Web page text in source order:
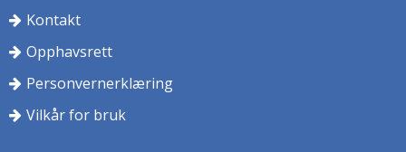
Kontakt
Opphavsrett
Personvernerklæring
Vilkår for bruk